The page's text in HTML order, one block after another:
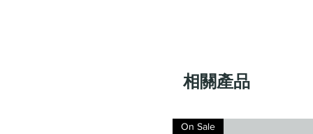
相關產品
On Sale